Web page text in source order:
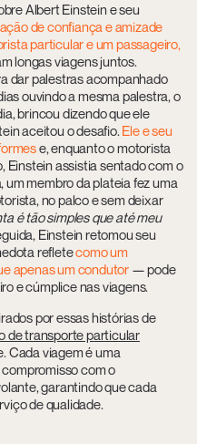
Albert Einstein e seu
de confiança e amizade
particular e um passageiro,
longas viagens juntos.
dar palestras acompanhado
ouvindo a mesma palestra, o
brincou dizendo que ele
aceitou o desafio. Ele e seu
e, enquanto o motorista
Einstein assistia sentado com o
um membro da plateia fez uma
no palco e sem deixar
é tão simples que até meu
Einstein retomou seu
refletecomo um
apenas um condutor — pode
e cúmplice nas viagens.
por essas histórias de
de transporte particular
Cada viagem é uma
com o
garantindo que cada
de qualidade.